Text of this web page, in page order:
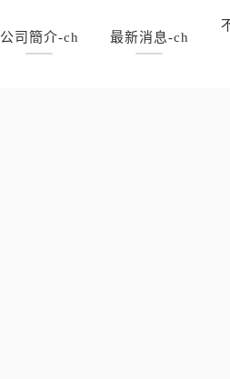
公司簡介-ch 最新消息-ch